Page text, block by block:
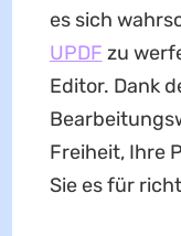
es sich
UPDF zu
Editor. Dank
Freiheit, Ihre
Sie es für